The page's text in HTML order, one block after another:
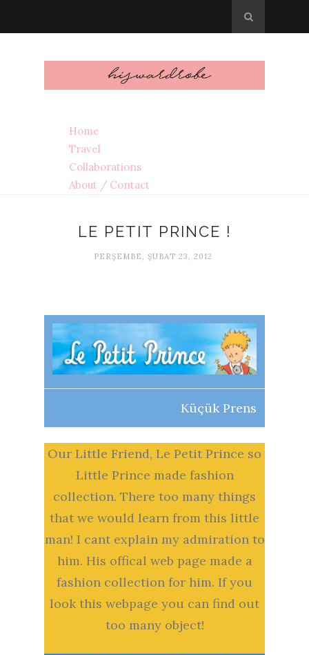
Home
Travel
Collaborations
About / Contact
LE PETIT PRINCE !
PERŞEMBE, ŞUBAT 23, 2012
Küçük Prens
Our Little Friend, Le Petit Prince so
Little Prince made fashion
collection. There too many things
that we would learn from this little
man! I cant explain my admiration to
him. His offical web page made a
fashion collection for him. If you
look this webpage you can find out
too many object!